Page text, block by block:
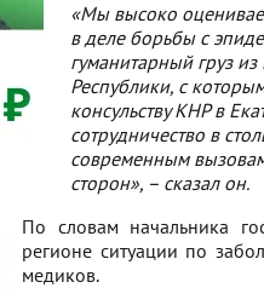
«Мы высоко
в деле борьбы с
гуманитарный груз
Республики, с
консульству КНР в
сотрудничество в
современным
сторон», – сказал он.
По словам начальника
регионе ситуации по
медиков.